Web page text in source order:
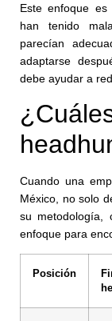
Este enfoque es
han tenido
parecían
adaptarse
debe ayudar a
Cuando una
México, no solo
su metodología,
enfoque para
Posición